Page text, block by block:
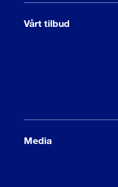
Vårt tilbud
Media